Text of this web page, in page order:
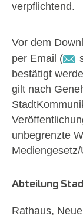
verpflichtend.
Vor dem
per Email (
bestätigt
gilt nach
unbegrenzte
Abteilung
Rathaus,